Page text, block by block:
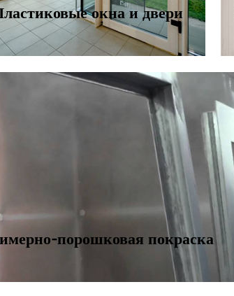
окна и двери
порошковая покраска